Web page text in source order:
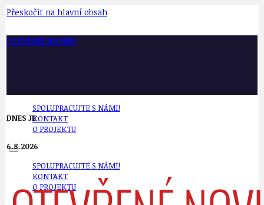
Přeskočit na hlavní obsah
OTEVŘENÉ NOVINY
SPOLUPRACUJTE S NÁMI!
KONTAKT
O PROJEKTU
SPOLUPRACUJTE S NÁMI!
KONTAKT
O PROJEKTU
DNES JE
6.8.2026